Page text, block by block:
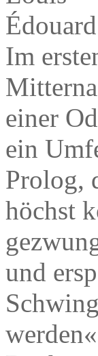
Im
einer
ein
Prolog,
höchst
und